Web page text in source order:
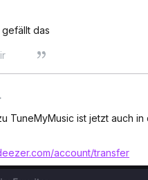
gefällt das
TuneMyMusic ist jetzt auch
account/transfer